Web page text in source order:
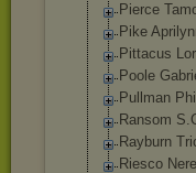
Pierce
Pike
Pittacus
Poole
Pullman
Ransom
Rayburn
Riesco